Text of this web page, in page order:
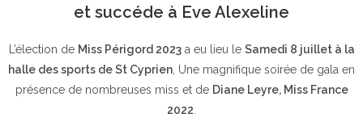
et succéde à Eve Alexeline
L’élection de Miss Périgord 2023a eu lieu le Samedi 8 juillet à la
halle des sports de St Cyprien , Une magnifique soirée de gala en
présence de nombreuses miss et de Diane Leyre, Miss France
2022